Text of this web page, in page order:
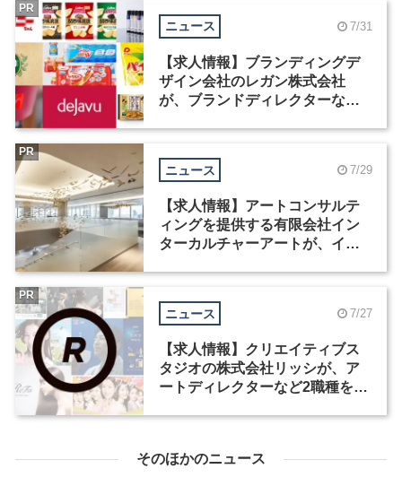
ニュース 7/31
【求人情報】ブランディングデ
ザイン会社のレガン株式会社
が、ブランドディレクターなど3
PR
ニュース 7/29
【求人情報】アートコンサルテ
ィングを提供する有限会社イン
ターカルチャーアートが、イン
PR
ニュース 7/27
【求人情報】クリエイティブス
タジオの株式会社リッシが、ア
ートディレクターなど2職種を募
PR
そのほかのニュース